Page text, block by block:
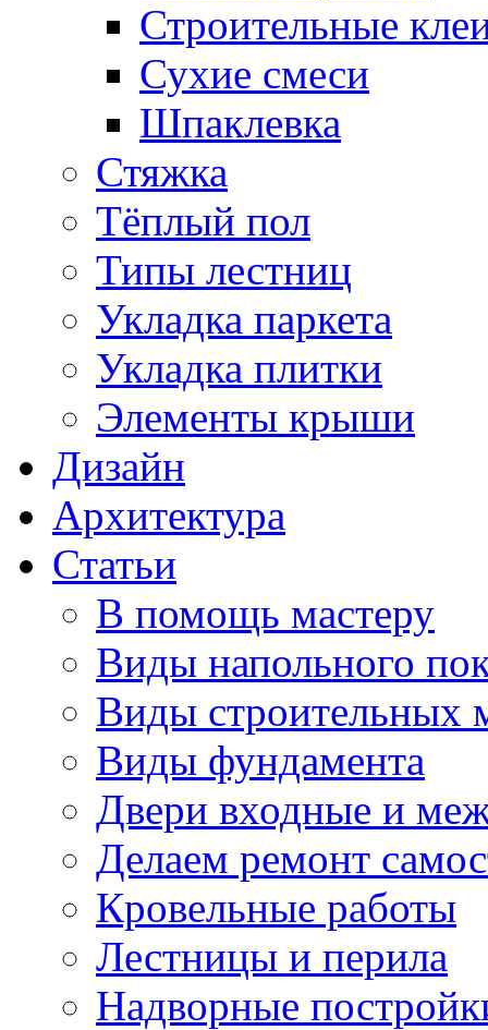
Строительные
Сухие смеси
Шпаклевка
Стяжка
Тёплый пол
Типы лестниц
Укладка паркета
Укладка плитки
Элементы крыши
Дизайн
Архитектура
Статьи
В помощь мастеру
Виды напольного
Виды строительных
Виды фундамента
Двери входные и
Делаем ремонт
Кровельные работы
Лестницы и перила
Надворные